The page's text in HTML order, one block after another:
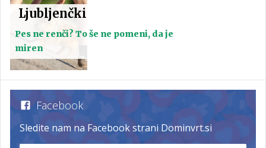
Ljubljenčki
Pes ne renči? To še ne pomeni, da je
miren
Facebook
Sledite nam na Facebook strani Dominvrt.si